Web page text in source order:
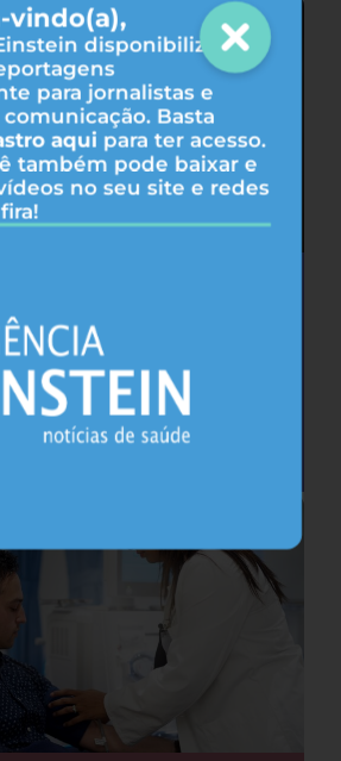
vindo(a),
disponibiliza
para jornalistas e
Basta
aqui para ter acesso.
também pode baixar e
no seu site e redes
sono, sugere estudo